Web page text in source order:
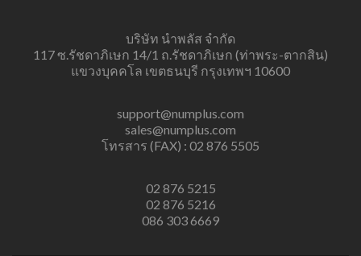
บริษัท นำพลัส จำกัด
117 ซ.รัชดาภิเษก 14/1 ถ.รัชดาภิเษก (ท่าพระ-ตากสิน)
แขวงบุคคโล เขตธนบุรี กรุงเทพฯ 10600
support@numplus.com
sales@numplus.com
โทรสาร (FAX) : 02 876 5505
02 876 5215
02 876 5216
086 303 6669